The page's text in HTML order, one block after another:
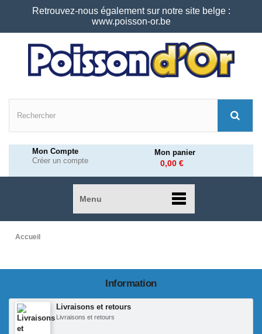
Retrouvez-nous également sur notre site belge :
www.poisson-or.be
Mon Compte
Créer un compte
Mon panier
0,00 €
Menu
Accueil
Information
Livraisons et retours
Livraisons et retours